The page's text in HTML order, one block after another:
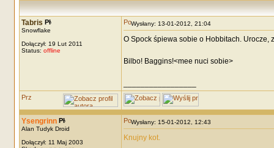
Tabris
Snowflake
Dołączył: 19 Lut 2011
Status: offline
Wysłany: 13-01-2012, 21:04
O Spock śpiewa sobie o Hobbitach. Urocze,
Bilbo! Baggins!<mee nuci sobie>
Ysengrinn
Alan Tudyk Droid
Dołączył: 11 Maj 2003
Wysłany: 15-01-2012, 12:43
Knujny kot.